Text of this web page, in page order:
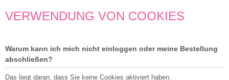
VERWENDUNG VON COOKIES
Warum kann ich mich nicht einloggen oder meine Bestellung
abschließen?
Das liegt daran, dass Sie keine Cookies aktiviert haben.